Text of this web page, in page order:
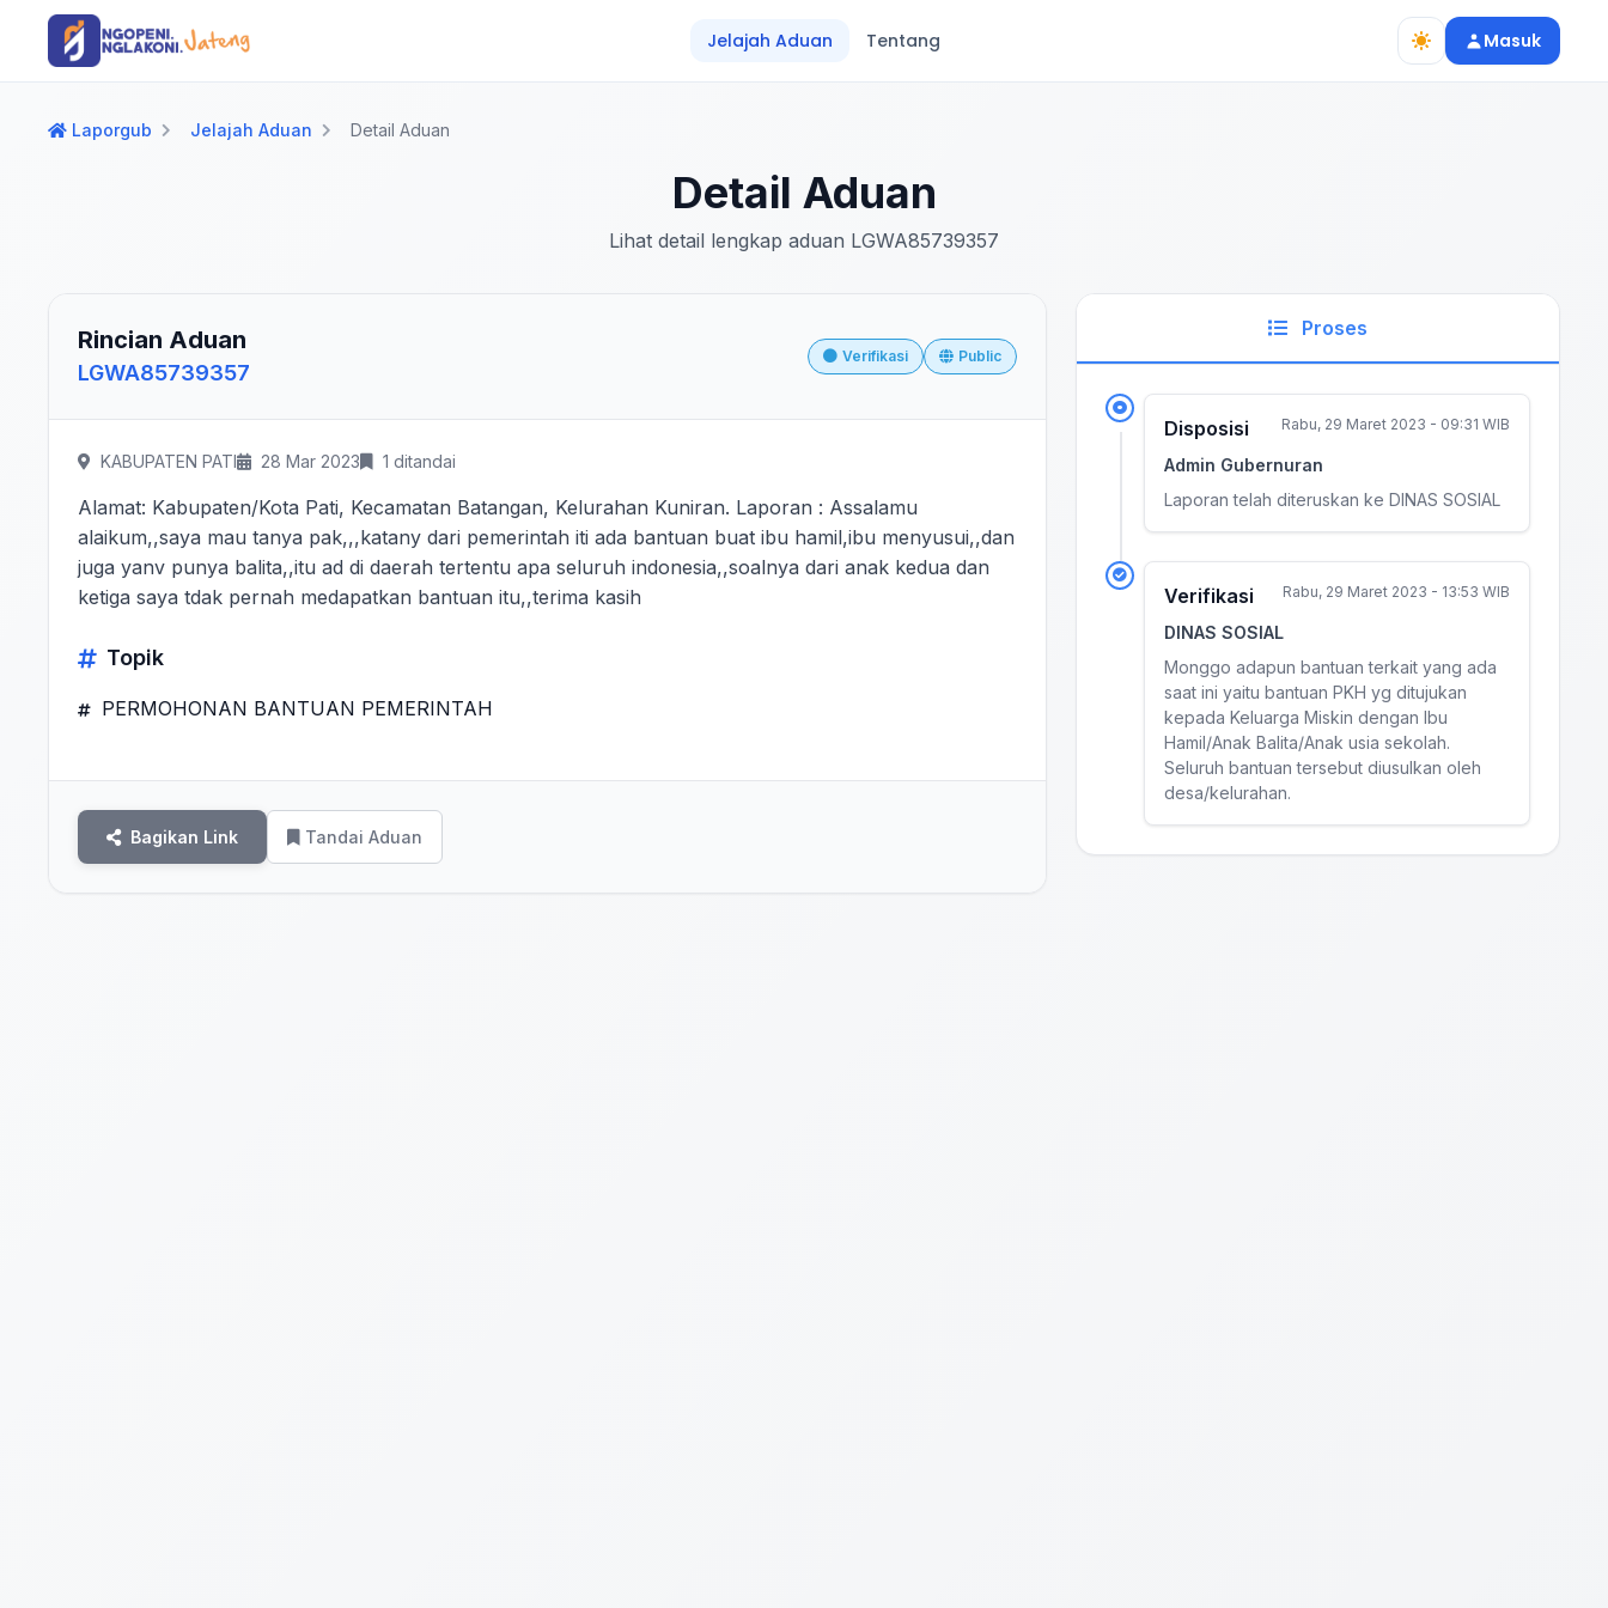
Langsung ke konten utama
Langsung ke navigasi
Jelajah Aduan
Tentang Masuk
Laporgub Jelajah Aduan Detail Aduan
Detail Aduan
Lihat detail lengkap aduan LGWA85739357
Rincian Aduan
LGWA85739357
Verifikasi Public
KABUPATEN PATI 28 Mar 2023 1 ditandai
Alamat: Kabupaten/Kota Pati, Kecamatan Batangan, Kelurahan Kuniran. Laporan : Assalamu
alaikum,,saya mau tanya pak,,,katany dari pemerintah iti ada bantuan buat ibu hamil,ibu menyusui,,dan
juga yanv punya balita,,itu ad di daerah tertentu apa seluruh indonesia,,soalnya dari anak kedua dan
ketiga saya tdak pernah medapatkan bantuan itu,,terima kasih
Topik
PERMOHONAN BANTUAN PEMERINTAH
Bagikan Link Tandai Aduan
Proses
Disposisi Rabu, 29 Maret 2023 - 09:31 WIB
Admin Gubernuran
Laporan telah diteruskan ke DINAS SOSIAL
Verifikasi Rabu, 29 Maret 2023 - 13:53 WIB
DINAS SOSIAL
Monggo adapun bantuan terkait yang ada
saat ini yaitu bantuan PKH yg ditujukan
kepada Keluarga Miskin dengan Ibu
Hamil/Anak Balita/Anak usia sekolah.
Seluruh bantuan tersebut diusulkan oleh
desa/kelurahan.